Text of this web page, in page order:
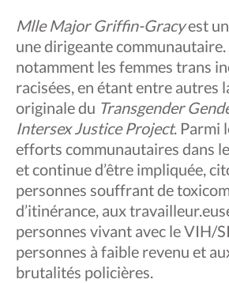
Mlle Major Griffin-Gracyest
une dirigeante
notamment les femmes trans
racisées, en étant entre autres
originale du Transgender
Intersex Justice Project. Parmi
efforts communautaires dans
et continue d’être impliquée,
personnes souffrant de
d’itinérance, aux
personnes vivant avec le VIH/
personnes à faible revenu et
brutalités policières.